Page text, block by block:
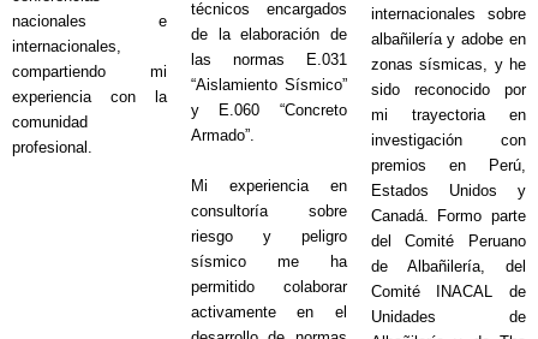
nacionales e
internacionales,
compartiendo mi
experiencia con la
comunidad
profesional.
técnicos encargados
de la elaboración de
las normas E.031
“Aislamiento Sísmico”
y E.060 “Concreto
Armado”.
Mi experiencia en
consultoría sobre
riesgo y peligro
sísmico me ha
permitido colaborar
activamente en el
internacionales sobre
albañilería y adobe en
zonas sísmicas, y he
sido reconocido por
mi trayectoria en
investigación con
premios en Perú,
Estados Unidos y
Canadá. Formo parte
del Comité Peruano
de Albañilería, del
Comité INACAL de
Unidades de